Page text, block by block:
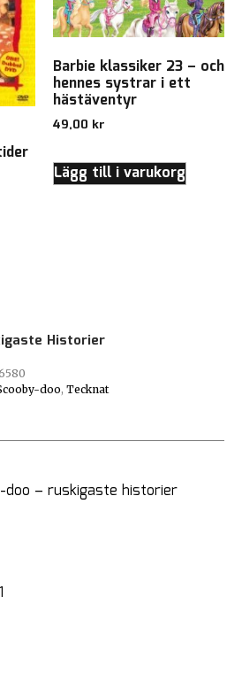
Historier
doo, Tecknat
doo – ruskigaste historier
Barbie klassiker 23 – och
hennes systrar i ett
hästäventyr
49,00 kr
Lägg till i varukorg